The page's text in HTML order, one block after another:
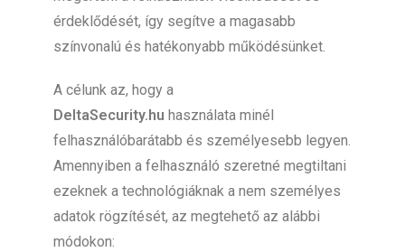
érdeklődését, így segítve a magasabb
színvonalú és hatékonyabb működésünket.
A célunk az, hogy a
DeltaSecurity.hu használata minél
felhasználóbarátabb és személyesebb legyen.
Amennyiben a felhasználó szeretné megtiltani
ezeknek a technológiáknak a nem személyes
adatok rögzítését, az megtehető az alábbi
módokon: